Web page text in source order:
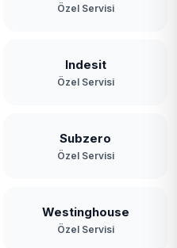
Özel Servisi
Indesit
Özel Servisi
Subzero
Özel Servisi
Westinghouse
Özel Servisi